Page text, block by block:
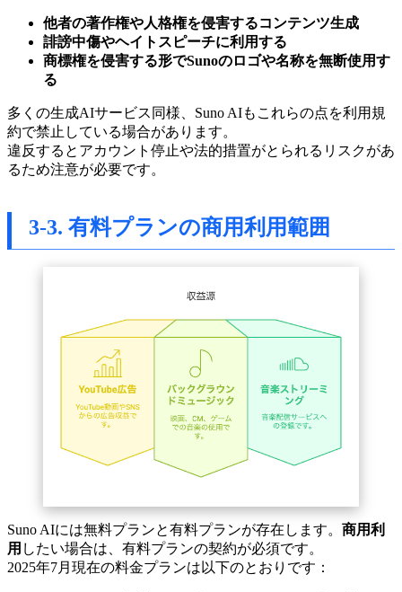
他者の著作権や人格権を侵害するコンテンツ生成
誹謗中傷やヘイトスピーチに利用する
商標権を侵害する形でSunoのロゴや名称を無断使用す
る
多くの生成AIサービス同様、Suno AIもこれらの点を利用規
約で禁止している場合があります。
違反するとアカウント停止や法的措置がとられるリスクがあ
るため注意が必要です。
3-3. 有料プランの商用利用範囲
Suno AIには無料プランと有料プランが存在します。 商用利
用 したい場合は、有料プランの契約が必須です。
2025年7月現在の料金プランは以下のとおりです：